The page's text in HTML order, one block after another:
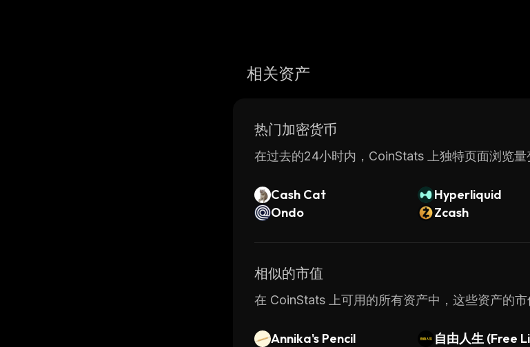
相关资产
热门加密货币
在过去的24小时内，CoinStats 上独特页面浏览量
Cash Cat Hyperliquid
Ondo
Zcash
相似的市值
在 CoinStats 上可用的所有资产中，这些资产的
Annika's Pencil 自由人生 (Free